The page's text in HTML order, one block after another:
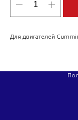
Для двигателей